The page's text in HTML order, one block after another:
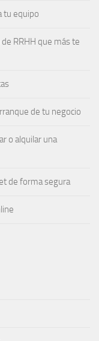
tu equipo
RRHH que más te
de tu negocio
o alquilar una
de forma segura